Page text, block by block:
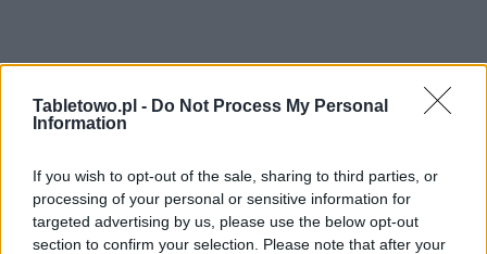
Tabletowo.pl - Do Not Process My Personal
Information
If you wish to opt-out of the sale, sharing to third parties, or
processing of your personal or sensitive information for
targeted advertising by us, please use the below opt-out
section to confirm your selection. Please note that after your